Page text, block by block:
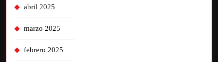
abril 2025
marzo 2025
febrero 2025